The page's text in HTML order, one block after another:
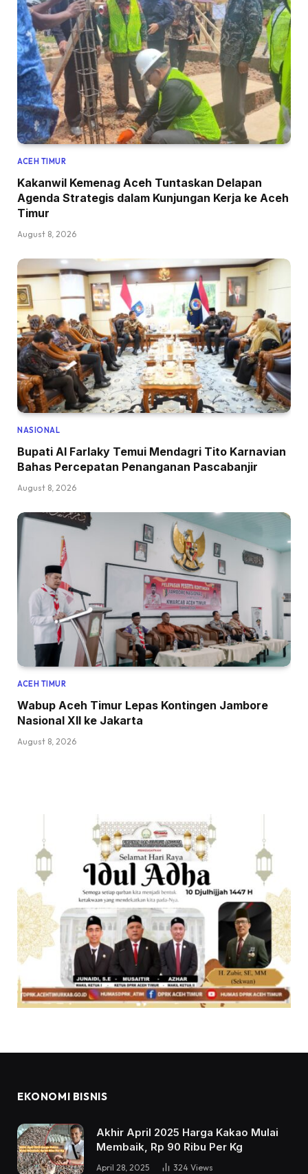
ACEH TIMUR
Kakanwil Kemenag Aceh Tuntaskan Delapan
Agenda Strategis dalam Kunjungan Kerja ke Aceh
Timur
August 8, 2026
NASIONAL
Bupati Al Farlaky Temui Mendagri Tito Karnavian
Bahas Percepatan Penanganan Pascabanjir
August 8, 2026
ACEH TIMUR
Wabup Aceh Timur Lepas Kontingen Jambore
Nasional XII ke Jakarta
August 8, 2026
EKONOMI BISNIS
Akhir April 2025 Harga Kakao Mulai
Membaik, Rp 90 Ribu Per Kg
April 28, 2025 324 Views